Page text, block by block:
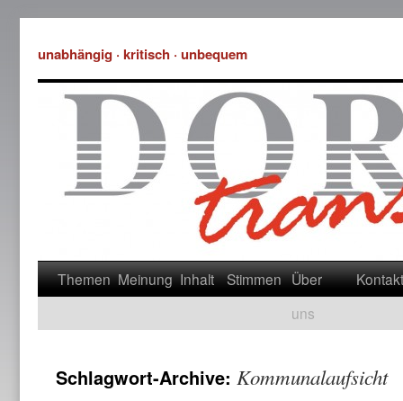
unabhängig · kritisch · unbequem
Themen Meinung Inhalt Stimmen Über
uns
Kontakt
Schlagwort-Archive: Kommunalaufsicht